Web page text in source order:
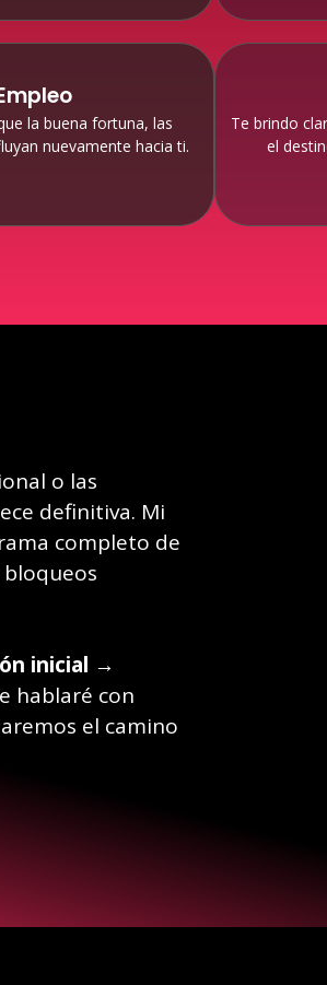
la buena fortuna, las
nuevamente hacia ti.
Te brindo
el
o las
definitiva. Mi
completo de
inicial →
hablaré con
el camino